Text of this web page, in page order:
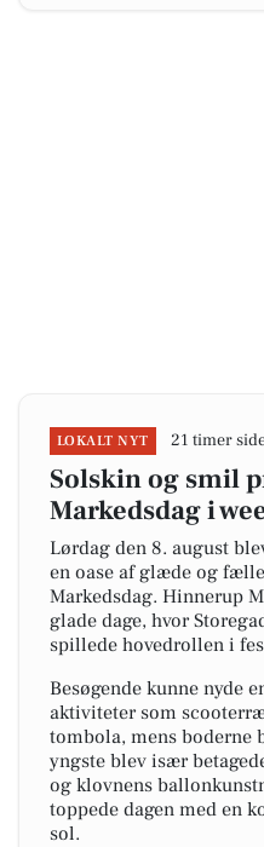
LOKALT NYT 21 timer
Solskin og smil
Markedsdag i
Lørdag den 8. august
en oase af glæde og
Markedsdag. Hinnerup
glade dage, hvor
spillede hovedrollen i
Besøgende kunne nyde
aktiviteter som
tombola, mens boderne
yngste blev især
og klovnens
toppede dagen med en
sol.